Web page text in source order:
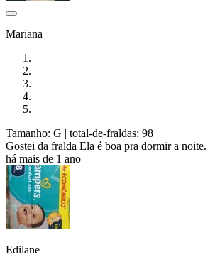
Mariana
Tamanho: G | total-de-fraldas: 98
Gostei da fralda Ela é boa pra dormir a noite.
há mais de 1 ano
Edilane